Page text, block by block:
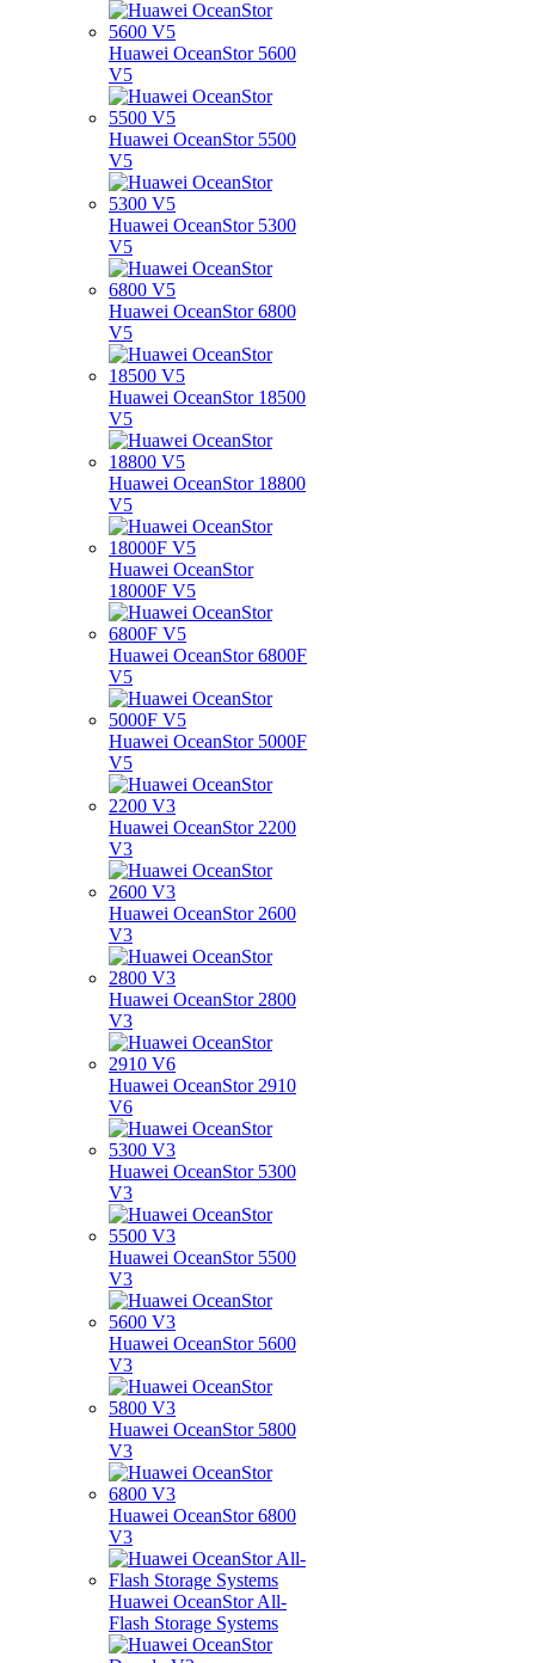
Huawei OceanStor 5600
V5
Huawei OceanStor 5500
V5
Huawei OceanStor 5300
V5
Huawei OceanStor 6800
V5
Huawei OceanStor 18500
V5
Huawei OceanStor 18800
V5
Huawei OceanStor
18000F V5
Huawei OceanStor 6800F
V5
Huawei OceanStor 5000F
V5
Huawei OceanStor 2200
V3
Huawei OceanStor 2600
V3
Huawei OceanStor 2800
V3
Huawei OceanStor 2910
V6
Huawei OceanStor 5300
V3
Huawei OceanStor 5500
V3
Huawei OceanStor 5600
V3
Huawei OceanStor 5800
V3
Huawei OceanStor 6800
V3
Huawei OceanStor All-
Flash Storage Systems